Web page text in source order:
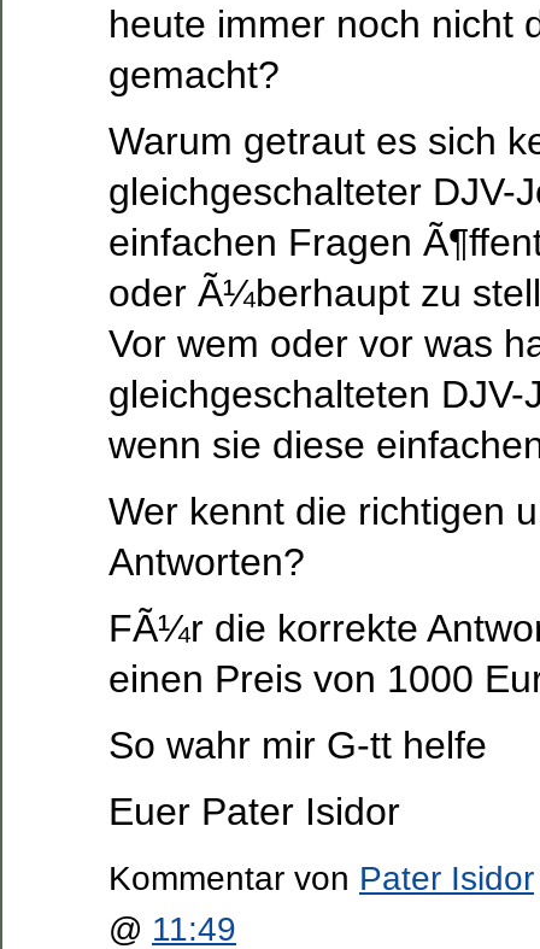
heute immer noch nicht
gemacht?
Warum getraut es sich
gleichgeschalteter DJV-
einfachen Fragen
oder Ã¼berhaupt zu
Vor wem oder vor was
gleichgeschalteten
wenn sie diese
Wer kennt die richtigen
Antworten?
FÃ¼r die korrekte
einen Preis von 1000
So wahr mir G-tt helfe
Euer Pater Isidor
Kommentar von Pater Isidor
@ 11:49